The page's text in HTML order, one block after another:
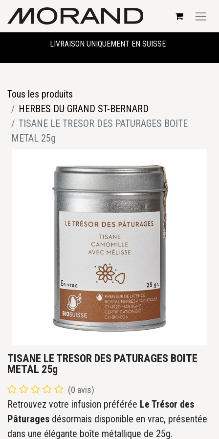
LIVRAISON UNIQUEMENT EN SUISSE
Tous les produits
HERBES DU GRAND ST-BERNARD
TISANE LE TRESOR DES PATURAGES BOITE
METAL 25g
TISANE LE TRESOR DES PATURAGES BOITE
METAL 25g
(0 avis)
Retrouvez votre infusion préférée Le Trésor des
Pâturages désormais disponible en vrac, présentée
dans une élégante boîte métallique de 25g.